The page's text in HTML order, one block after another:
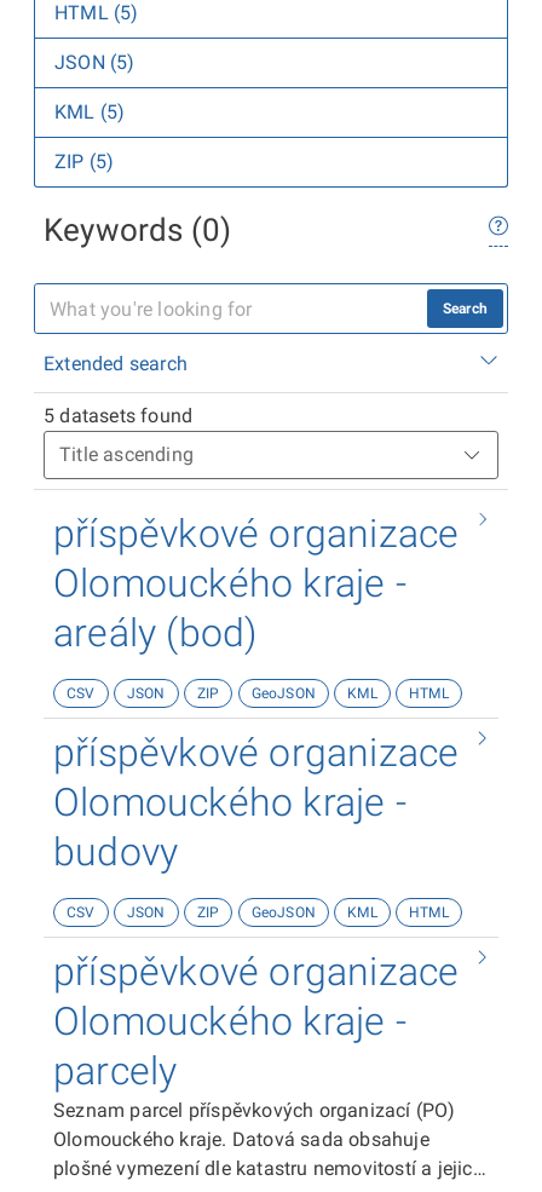
HTML (5)
JSON (5)
KML (5)
ZIP (5)
Keywords (0)
Search
Extended search
5 datasets found
příspěvkové organizace
Olomouckého kraje -
areály (bod)
CSV JSON ZIP GeoJSON KML HTML
příspěvkové organizace
Olomouckého kraje -
budovy
CSV JSON ZIP GeoJSON KML HTML
příspěvkové organizace
Olomouckého kraje -
parcely
Seznam parcel příspěvkových organizací (PO)
Olomouckého kraje. Datová sada obsahuje
plošné vymezení dle katastru nemovitostí a jejich